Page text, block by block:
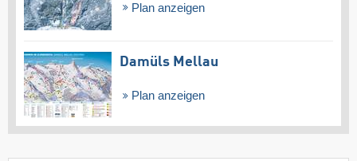
Plan anzeigen
Damüls Mellau
Plan anzeigen